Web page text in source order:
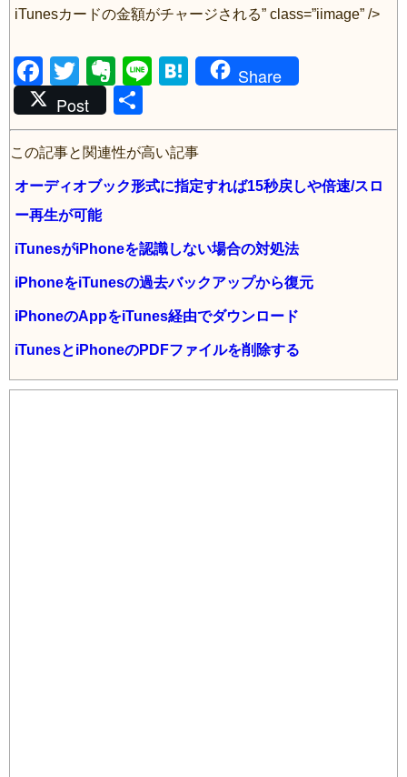
iTunesカードの金額がチャージされる” class=”iimage” />
F
a
c
e
b
o
o
k
T
wi
tt
er
E
v
er
n
ot
Li
e
H
e
n
a
Share
Post
有
この記事と関連性が高い記事
オーディオブック形式に指定すれば15秒戻しや倍速/スロ
ー再生が可能
iTunesがiPhoneを認識しない場合の対処法
iPhoneをiTunesの過去バックアップから復元
iPhoneのAppをiTunes経由でダウンロード
iTunesとiPhoneのPDFファイルを削除する